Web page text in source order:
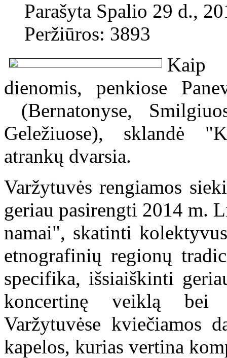
Parašyta Spalio 29 d.,
Peržiūros: 3893
Kaip
dienomis, penkiose
(Bernatonyse,
Geležiuose), sklandė
atrankų dvarsia.
Varžytuvės rengiamos
geriau pasirengti 2014 m.
namai", skatinti
etnografinių regionų
specifika, išsiaiškinti
koncertinę veiklą bei
Varžytuvėse kviečiamos
kapelos, kurias vertina